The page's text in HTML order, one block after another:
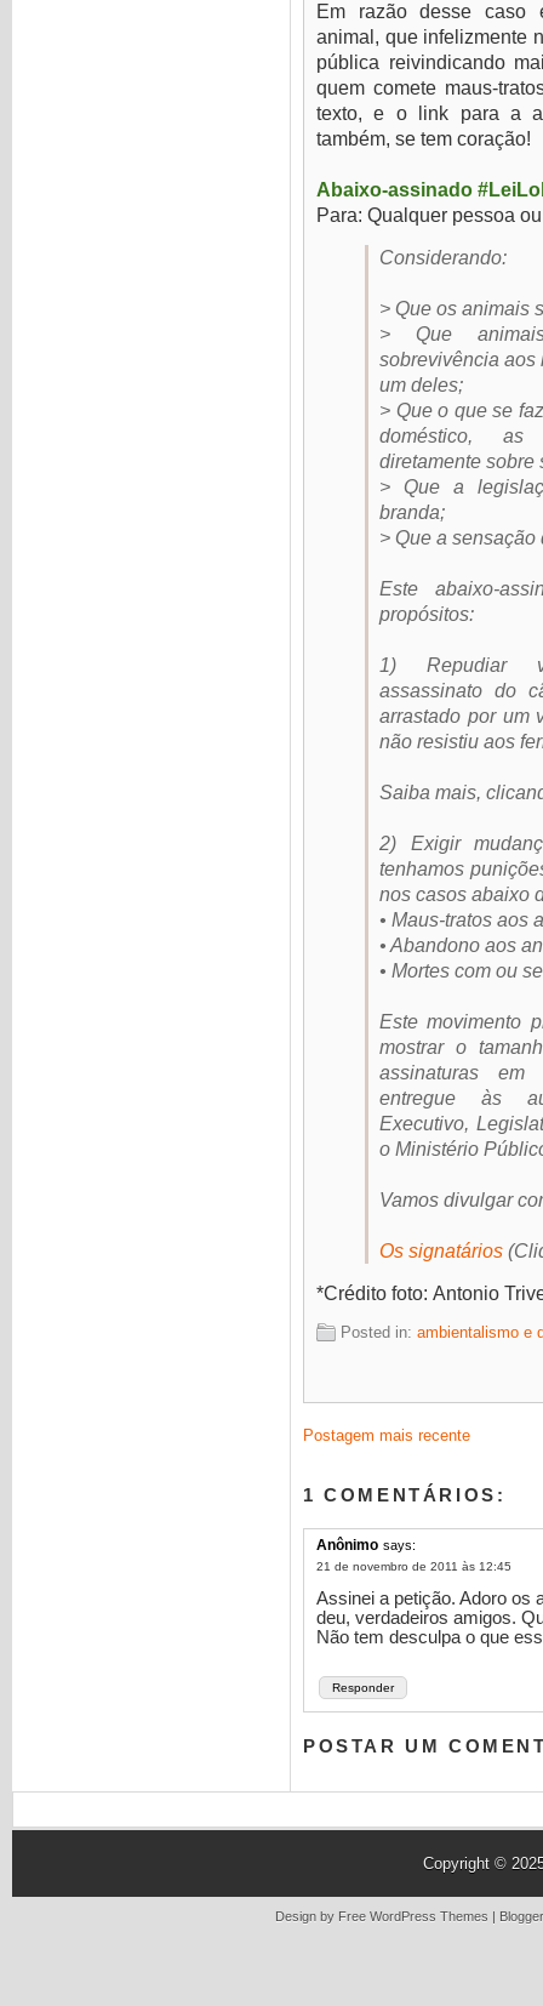
Em razão desse caso
animal, que infelizmente
pública reivindicando
quem comete maus-
texto, e o link para a
também, se tem coração!
Abaixo-assinado
Para: Qualquer pessoa
Considerando:
> Que os animais
> Que
sobrevivência aos
um deles;
> Que o que se
doméstico, as
diretamente sobre
> Que a
branda;
> Que a
Este abaixo-
propósitos:
1) Repudiar
assassinato do
arrastado por um
não resistiu aos
Saiba mais,
2) Exigir
tenhamos
nos casos abaixo
• Maus-tratos aos
• Abandono aos
• Mortes com ou
Este movimento
mostrar o
assinaturas em
entregue às
Executivo,
o Ministério
Vamos divulgar
Os signatários
*Crédito foto: Antonio
Posted in: ambientalismo e
Postagem mais recente
1 COMENTÁRIOS:
Anônimo says:
21 de novembro de 2011 às 12:45
Responder
Assinei a petição. Adoro os
deu, verdadeiros amigos.
Não tem desculpa o que
POSTAR UM
Copyright ©
Design by Free WordPress Themes |